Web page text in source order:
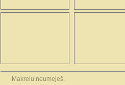
Makrelu neumeješ.